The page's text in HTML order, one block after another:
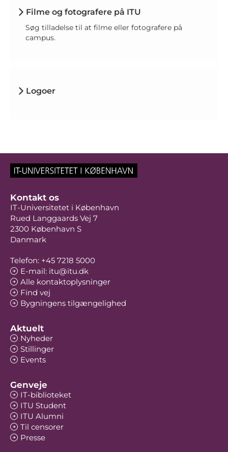
Filme og fotografere på ITU
Søg tilladelse til at filme eller fotografere på
campus.
Logoer
Kontakt os
IT-Universitetet i København
Rued Langgaards Vej 7
2300 København S
Danmark
Telefon: +45 7218 5000
E-mail: itu@itu.dk
Alle kontaktoplysninger
Find vej
Bygningens tilgængelighed
Aktuelt
Nyheder
Stillinger
Events
Genveje
IT-biblioteket
ITU Student
ITU Alumni
Til censorer
Presse